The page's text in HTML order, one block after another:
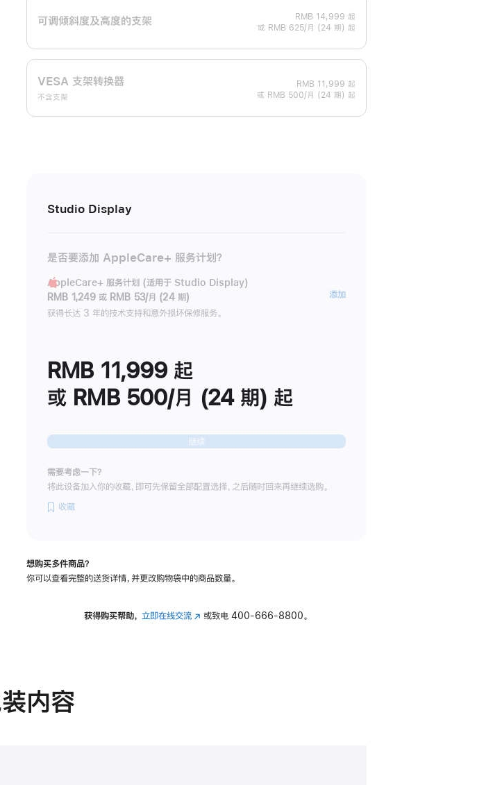
可调倾斜度及高‍度的支‍架 RMB 14,999 起
或 RMB 625/月 (24 期) 起
VESA 支架转换器
不含支架
RMB 11,999 起
或 RMB 500/月 (24 期) 起
Studio Display
是否要添加 AppleCare+ 服务计划？
AppleCare+ 服务计划 (适用于 Studio Display)
RMB 1,249 或 RMB 53/月 (24 期)
获得长达 3 年的技术支持和意外损坏保修服务。
添加
RMB 11,999 起
或 RMB 500/月 (24 期) 起
继续
需要考虑一下？
将此设备加入你的收藏，即可先保留全部配置选择，之后随时回来再继续选购。
收藏
想购买多件商品？
你可以查看完整的送货详情，并更改购物袋中的商品数量。
获得购买帮助， 立即在线交流(在 或致电400-666-8800。
内容